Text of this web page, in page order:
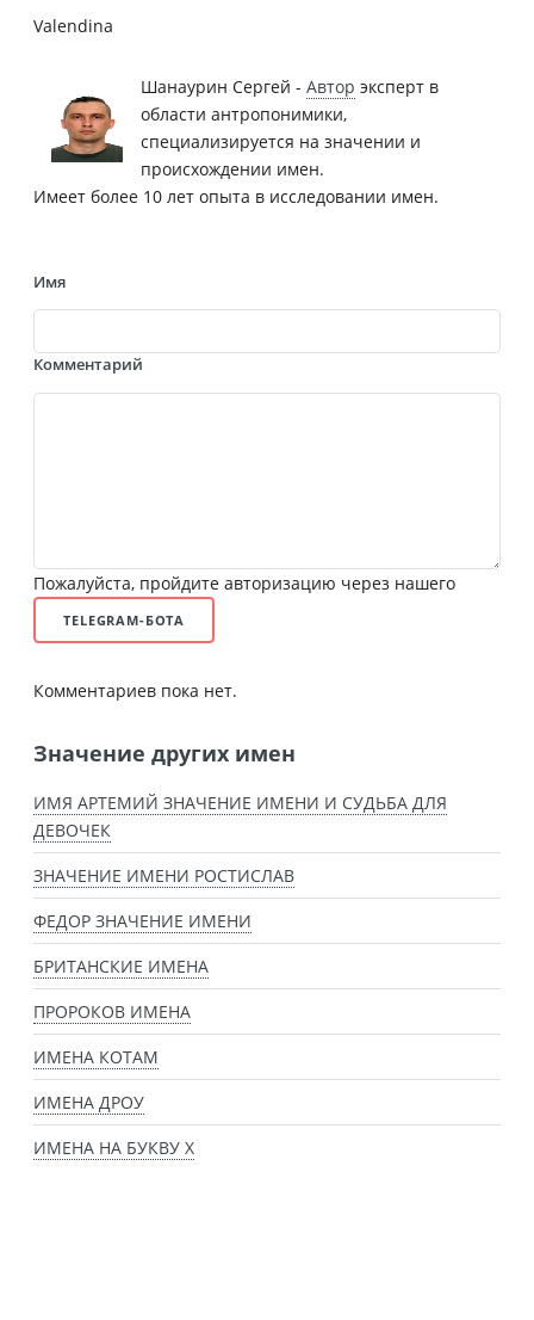
Valendina
Шанаурин Сергей - Автор эксперт в
области антропонимики,
специализируется на значении и
происхождении имен.
Имеет более 10 лет опыта в исследовании имен.
Имя
Комментарий
Пожалуйста, пройдите авторизацию через нашего
TELEGRAM-БОТА
Комментариев пока нет.
Значение других имен
ИМЯ АРТЕМИЙ ЗНАЧЕНИЕ ИМЕНИ И СУДЬБА ДЛЯ
ДЕВОЧЕК
ЗНАЧЕНИЕ ИМЕНИ РОСТИСЛАВ
ФЕДОР ЗНАЧЕНИЕ ИМЕНИ
БРИТАНСКИЕ ИМЕНА
ПРОРОКОВ ИМЕНА
ИМЕНА КОТАМ
ИМЕНА ДРОУ
ИМЕНА НА БУКВУ Х